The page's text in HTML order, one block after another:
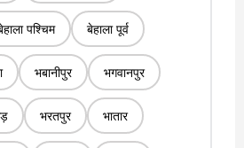
पश्चिम बेहाला पूर्व
भबानीपुर भगवानपुर
भरतपुर भातार